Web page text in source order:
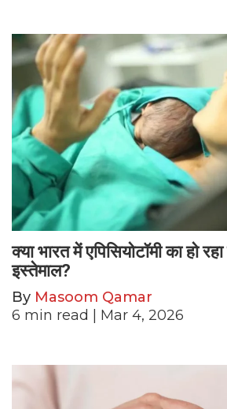
क्या भारत में एपिसियोटॉमी का हो
इस्तेमाल?
By Masoom Qamar
6 min read | Mar 4, 2026